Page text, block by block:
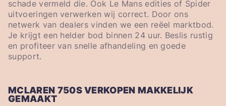
schade vermeld die. Ook Le Mans edities of Spider
uitvoeringen verwerken wij correct. Door ons
netwerk van dealers vinden we een reëel marktbod.
Je krijgt een helder bod binnen 24 uur. Beslis rustig
en profiteer van snelle afhandeling en goede
support.
MCLAREN 750S VERKOPEN MAKKELIJK
GEMAAKT